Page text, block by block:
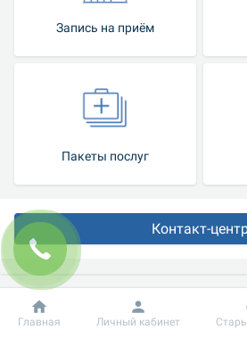
Запись на приём
Пакеты послуг
Контакт-
Добробут Информация
Главная Личный кабинет